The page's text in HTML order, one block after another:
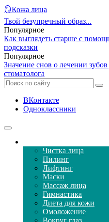
🪞Кожа лица
Твой безупречный образ...
Популярное
Как выглядеть старше с
подсказки
Популярное
Значение снов о лечении
стоматолога
ВКонтакте
Одноклассники
Чистка лица
Пилинг
Лифтинг
Маски
Массаж лица
Гимнастика
Диета для кожи
Омоложение
Вокруг глаз